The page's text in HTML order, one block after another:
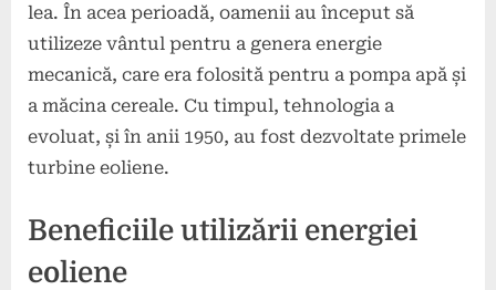
lea. În acea perioadă, oamenii au început să
utilizeze vântul pentru a genera energie
mecanică, care era folosită pentru a pompa apă și
a măcina cereale. Cu timpul, tehnologia a
evoluat, și în anii 1950, au fost dezvoltate primele
turbine eoliene.
Beneficiile utilizării energiei
eoliene